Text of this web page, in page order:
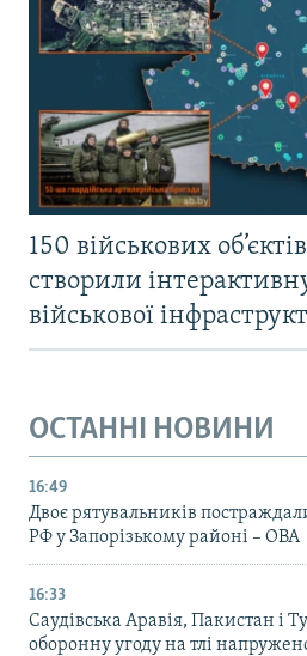
150 військових
створили
військової
ОСТАННІ НОВИНИ
16:49
Двоє рятувальників
РФ у Запорізькому районі – ОВА
16:33
Саудівська Аравія, Пакистан і
оборонну угоду на тлі